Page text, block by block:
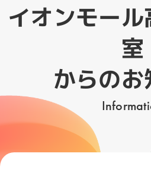
イオンモー
室
からの